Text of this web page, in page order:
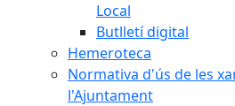
Local
Butlletí digital
Hemeroteca
Normativa d'ús de les
l'Ajuntament